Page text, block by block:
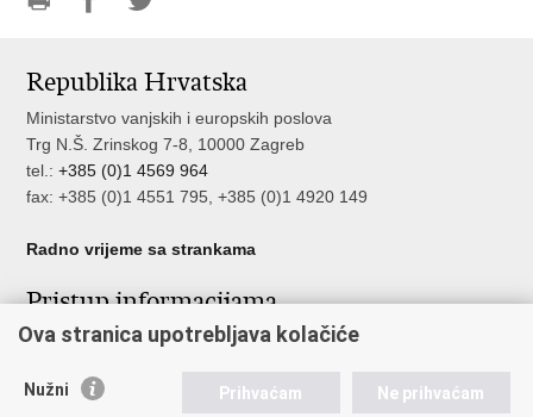
Facebooku
Twitteru
Republika Hrvatska
Ministarstvo vanjskih i europskih poslova
Trg N.Š. Zrinskog 7-8, 10000 Zagreb
tel.:+385 (0)1 4569 964
fax: +385 (0)1 4551 795, +385 (0)1 4920 149
Radno vrijeme sa strankama
Pristup informacijama
Pristup informacijama
Nepravilnosti
Ova stranica upotrebljava kolačiće
Nužni Prihvaćam Ne prihvaćam